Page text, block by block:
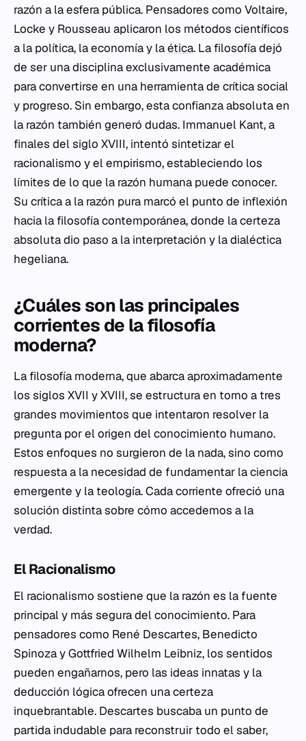
razón a la esfera pública. Pensadores como Voltaire,
Locke y Rousseau aplicaron los métodos científicos
a la política, la economía y laética. La filosofía dejó
de ser una disciplina exclusivamente académica
para convertirse en una herramienta de crítica social
y progreso. Sin embargo, esta confianza absoluta en
la razón también generó dudas. Immanuel Kant, a
finales del siglo XVIII, intentó sintetizar el
racionalismo y el empirismo, estableciendo los
límites de lo que la razón humana puede conocer.
Su crítica a la razón pura marcó el punto de inflexión
hacia la filosofía contemporánea, donde la certeza
absoluta dio paso a la interpretación y la dialéctica
hegeliana.
¿Cuáles son las principales
corrientes de la filosofía
moderna?
La filosofía moderna, que abarca aproximadamente
los siglos XVII y XVIII, se estructura en torno a tres
grandes movimientos que intentaron resolver la
pregunta por el origen del conocimiento humano.
Estos enfoques no surgieron de la nada, sino como
respuesta a la necesidad de fundamentar la ciencia
emergente y la teología. Cada corriente ofreció una
solución distinta sobre cómo accedemos a la
verdad.
El Racionalismo
El racionalismo sostiene que la razón es la fuente
principal y más segura del conocimiento. Para
pensadores como René Descartes, Benedicto
Spinoza y Gottfried Wilhelm Leibniz, los sentidos
pueden engañarnos, pero las ideas innatas y la
deducción lógica ofrecen una certeza
inquebrantable. Descartes buscaba un punto de
partida indudable para reconstruir todo el saber,